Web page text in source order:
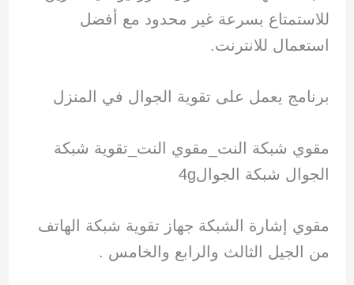
للاستمتاع بسرعة غير محدود مع أفضل
استعمال للانترنت.
برنامج يعمل على تقوية الجوال في المنزل
مقوي شبكة النت_مقوي النت_تقوية شبكة
الجوال شبكة الجوال4g
مقوي إشارة الشبكة جهاز تقوية شبكة الهاتف
من الجيل الثالث والرابع والخامس .